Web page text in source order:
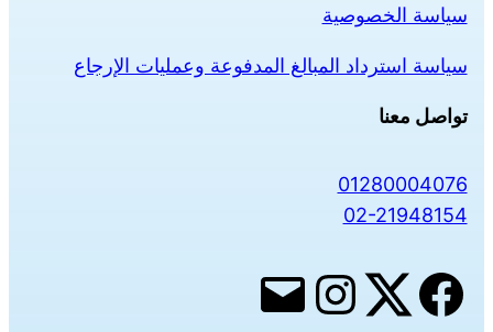
سياسة الخصوصية
سياسة استرداد المبالغ المدفوعة وعمليات الإرجاع
تواصل معنا
01280004076
02-21948154